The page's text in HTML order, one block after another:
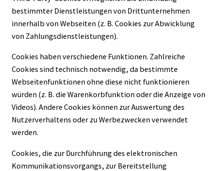
bestimmter Dienstleistungen von Drittunternehmen
innerhalb von Webseiten (z. B. Cookies zur Abwicklung
von Zahlungsdienstleistungen).
Cookies haben verschiedene Funktionen. Zahlreiche
Cookies sind technisch notwendig, da bestimmte
Webseitenfunktionen ohne diese nicht funktionieren
würden (z. B. die Warenkorbfunktion oder die Anzeige von
Videos). Andere Cookies können zur Auswertung des
Nutzerverhaltens oder zu Werbezwecken verwendet
werden.
Cookies, die zur Durchführung des elektronischen
Kommunikationsvorgangs, zur Bereitstellung